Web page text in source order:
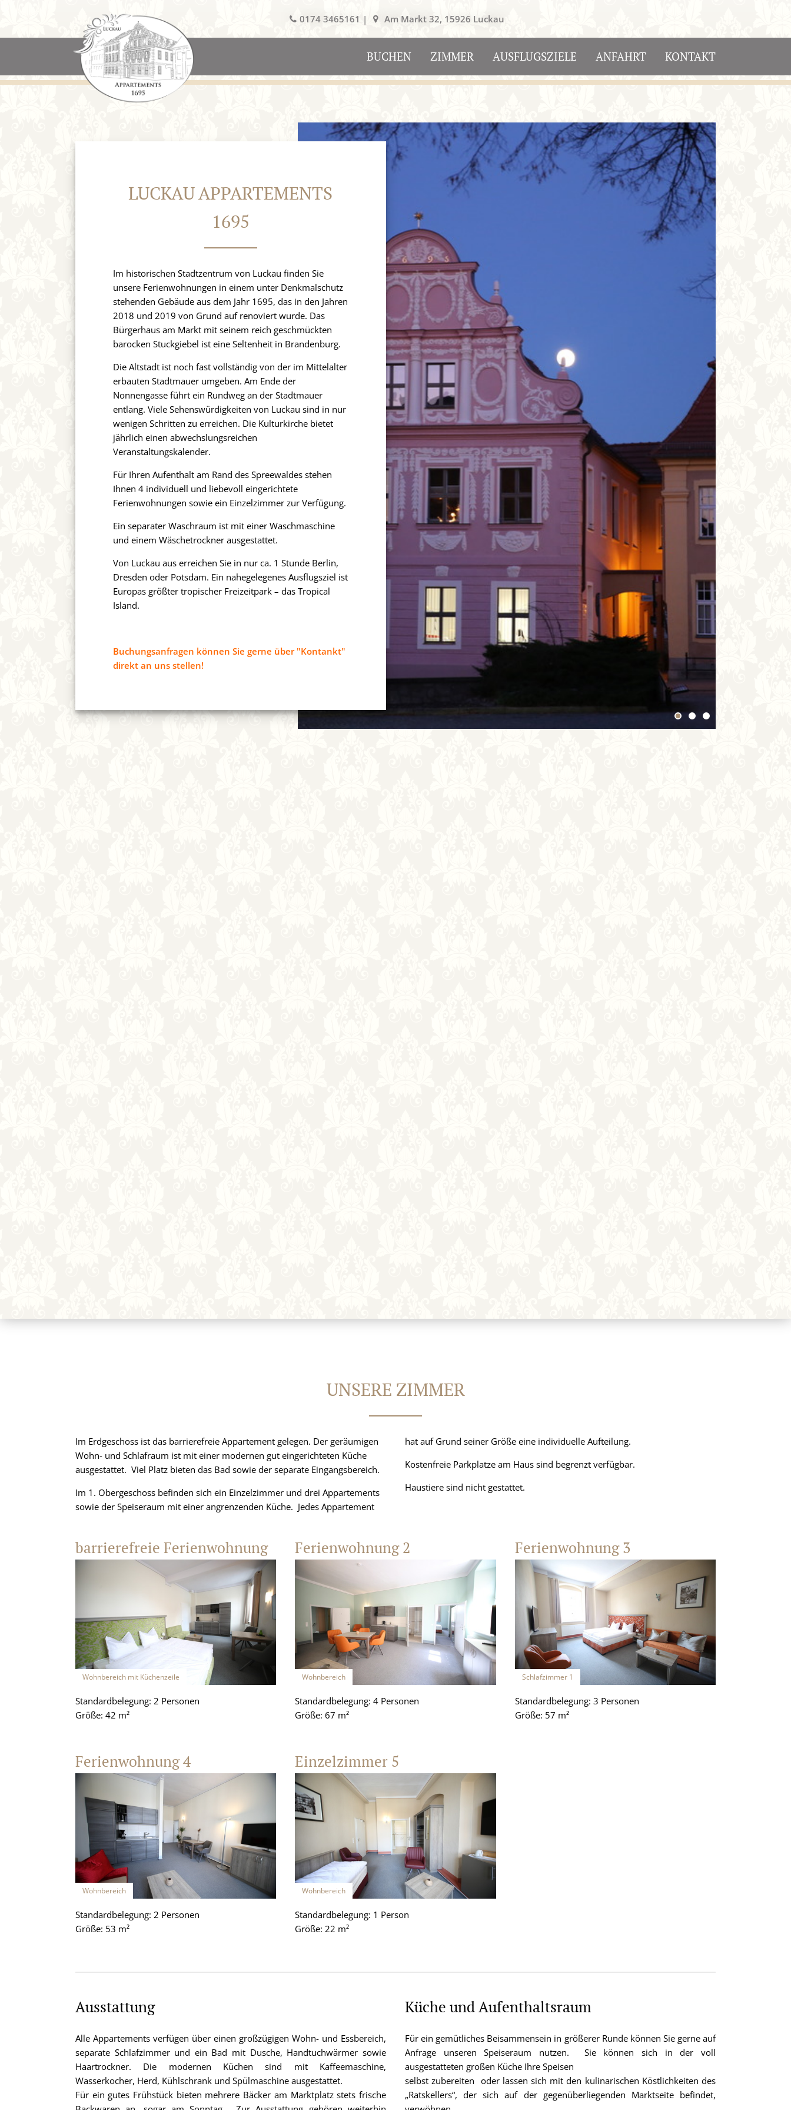
0174 3465161 | Am Markt 32, 15926 Luckau
BUCHEN ZIMMER AUSFLUGSZIELE ANFAHRT KONTAKT
LUCKAU APPARTEMENTS
1695
Im historischen Stadtzentrum von Luckau finden Sie
unsere Ferienwohnungen in einem unter Denkmalschutz
stehenden Gebäude aus dem Jahr 1695, das in den Jahren
2018 und 2019 von Grund auf renoviert wurde. Das
Bürgerhaus am Markt mit seinem reich geschmückten
barocken Stuckgiebel ist eine Seltenheit in Brandenburg.
Die Altstadt ist noch fast vollständig von der im Mittelalter
erbauten Stadtmauer umgeben. Am Ende der
Nonnengasse führt ein Rundweg an der Stadtmauer
entlang. Viele Sehenswürdigkeiten von Luckau sind in nur
wenigen Schritten zu erreichen. Die Kulturkirche bietet
jährlich einen abwechslungsreichen
Veranstaltungskalender.
Für Ihren Aufenthalt am Rand des Spreewaldes stehen
Ihnen 4 individuell und liebevoll eingerichtete
Ferienwohnungen sowie ein Einzelzimmer zur Verfügung.
Ein separater Waschraum ist mit einer Waschmaschine
und einem Wäschetrockner ausgestattet.
Von Luckau aus erreichen Sie in nur ca. 1 Stunde Berlin,
Dresden oder Potsdam. Ein nahegelegenes Ausflugsziel ist
Europas größter tropischer Freizeitpark – das Tropical
Island.
Buchungsanfragen können Sie gerne über "Kontankt"
direkt an uns stellen!
UNSERE ZIMMER
Im Erdgeschoss ist das barrierefreie Appartement gelegen. Der geräumigen
Wohn- und Schlafraum ist mit einer modernen gut eingerichteten Küche
ausgestattet. Viel Platz bieten das Bad sowie der separate Eingangsbereich.
Im 1. Obergeschoss befinden sich ein Einzelzimmer und drei Appartements
sowie der Speiseraum mit einer angrenzenden Küche. Jedes Appartement
hat auf Grund seiner Größe eine individuelle Aufteilung.
Kostenfreie Parkplatze am Haus sind begrenzt verfügbar.
Haustiere sind nicht gestattet.
barrierefreie Ferienwohnung
Wohnbereich mit Küchenzeile
Standardbelegung: 2 Personen
Größe: 42 m²
Ferienwohnung 2
Wohnbereich
Standardbelegung: 4 Personen
Größe: 67 m²
Ferienwohnung 3
Schlafzimmer 1
Standardbelegung: 3 Personen
Größe: 57 m²
Ferienwohnung 4
Wohnbereich
Standardbelegung: 2 Personen
Größe: 53 m²
Einzelzimmer 5
Wohnbereich
Standardbelegung: 1 Person
Größe: 22 m²
Ausstattung
Alle Appartements verfügen über einen großzügigen Wohn- und Essbereich,
separate Schlafzimmer und ein Bad mit Dusche, Handtuchwärmer sowie
Haartrockner. Die modernen Küchen sind mit Kaffeemaschine,
Wasserkocher, Herd, Kühlschrank und Spülmaschine ausgestattet.
Für ein gutes Frühstück bieten mehrere Bäcker am Marktplatz stets frische
Küche und Aufenthaltsraum
Für ein gemütliches Beisammensein in größerer Runde können Sie gerne auf
Anfrage unseren Speiseraum nutzen. Sie können sich in der voll
ausgestatteten großen Küche Ihre Speisen
selbst zubereiten oder lassen sich mit den kulinarischen Köstlichkeiten des
„Ratskellers“, der sich auf der gegenüberliegenden Marktseite befindet,